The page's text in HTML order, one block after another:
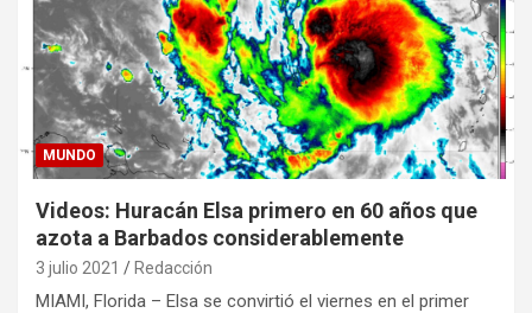
MUNDO
Videos: Huracán Elsa primero en 60 años que
azota a Barbados considerablemente
3 julio 2021 Redacción
MIAMI, Florida – Elsa se convirtió el viernes en el primer